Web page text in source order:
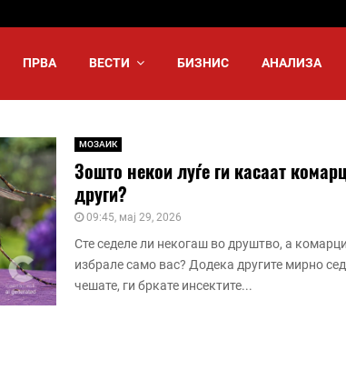
ПРВА ВЕСТИ БИЗНИС АНАЛИЗА
МОЗАИК
Зошто некои луѓе ги касаат
други?
09:45, мај 29, 2026
Сте седеле ли некогаш во друштво, а
избрале само вас? Додека другите мирно
чешате, ги бркате инсектите...